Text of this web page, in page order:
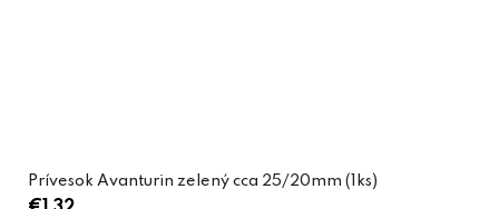
Prívesok Avanturin zelený cca 25/20mm (1ks)